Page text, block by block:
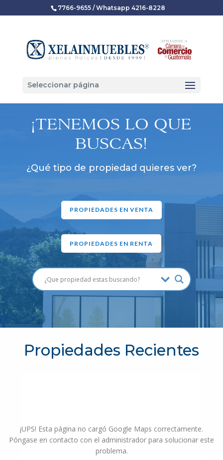
7766-9655 / Whatsapp 4216-8228
Seleccionar página
¡TENEMOS LO QUE
BUSCAS!
¿Qué tipo de propiedad quieres ver?
PROPIEDADES EN VENTA
PROPIEDADES EN RENTA
Propiedades Recientes
¡UPS! Esta página no cargó Google Maps correctamente.
Póngase en contacto con el administrador para solucionar este
problema.